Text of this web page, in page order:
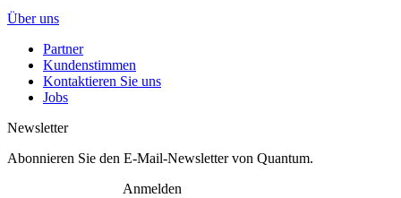
Über uns
Partner
Kundenstimmen
Kontaktieren Sie uns
Jobs
Newsletter
Abonnieren Sie den E-Mail-Newsletter von Quantum.
Anmelden